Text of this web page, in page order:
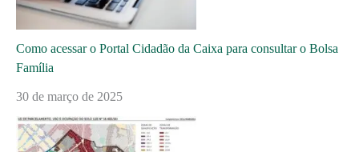
Como acessar o Portal Cidadão da Caixa para consultar o Bolsa
Família
30 de março de 2025